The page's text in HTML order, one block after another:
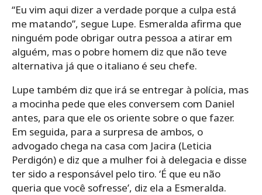
“Eu vim aqui dizer a verdade porque a culpa está
me matando”, segue Lupe. Esmeralda afirma que
ninguém pode obrigar outra pessoa a atirar em
alguém, mas o pobre homem diz que não teve
alternativa já que o italiano é seu chefe.
Lupe também diz que irá se entregar à polícia, mas
a mocinha pede que eles conversem com Daniel
antes, para que ele os oriente sobre o que fazer.
Em seguida, para a surpresa de ambos, o
advogado chega na casa com Jacira (Leticia
Perdigón) e diz que a mulher foi à delegacia e disse
ter sido a responsável pelo tiro. ‘É que eu não
queria que você sofresse’, diz ela a Esmeralda.